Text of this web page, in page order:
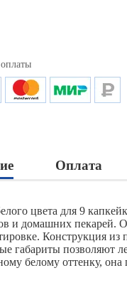
Оплата
цвета для 9
и домашних пекарей.
Конструкция из
габариты позволяют
белому оттенку,